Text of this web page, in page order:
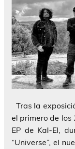
Tras la
el primero de los
EP de Kal-El,
“Universe”, el